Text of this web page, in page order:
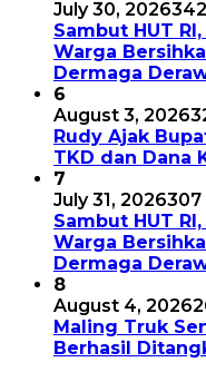
July 30, 2026
Sambut HUT
Warga
Dermaga
6
August 3, 2026
Rudy Ajak
TKD dan Dana
7
July 31, 2026307
Sambut HUT
Warga
Dermaga
8
August 4, 2026
Maling Truk
Berhasil